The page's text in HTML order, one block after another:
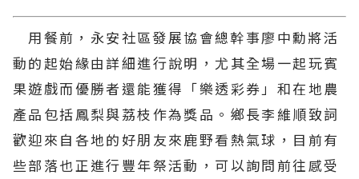
用餐前，永安社區發展協會總幹事廖中勳將活
動的起始緣由詳細進行說明，尤其全場一起玩賓
果遊戲而優勝者還能獲得「樂透彩券」和在地農
產品包括鳳梨與荔枝作為獎品。鄉長李維順致詞
歡迎來自各地的好朋友來鹿野看熱氣球，目前有
些部落也正進行豐年祭活動，可以詢問前往感受